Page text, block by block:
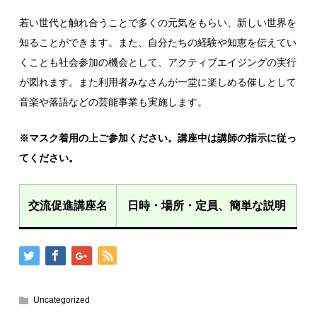
若い世代と触れ合うことで多くの元気をもらい、新しい世界を
知ることができます。また、自分たちの経験や知恵を伝えてい
くことも社会参加の機会として、アクティブエイジングの実行
が図れます。また利用者みなさんが一堂に楽しめる催しとして
音楽や落語などの芸能事業も実施します。
※マスク着用の上ご参加ください。講座中は講師の指示に従っ
てください。
交流促進講座名 日時・場所・定員、簡単な説明
Uncategorized